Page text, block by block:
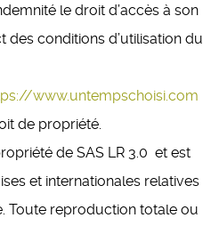
le droit d’accès à son
des conditions d’utilisation du
www.untempschoisi.com
de propriété.
de SAS LR 3.0 et est
et internationales relatives
Toute reproduction totale ou